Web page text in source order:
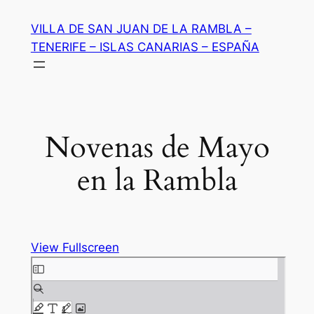
contenido
VILLA DE SAN JUAN DE LA RAMBLA –
TENERIFE – ISLAS CANARIAS – ESPAÑA
Novenas de Mayo
en la Rambla
View Fullscreen
Saltar
al
contenido